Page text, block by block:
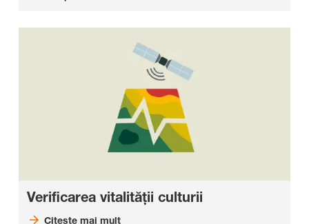
Verificarea vitalităţii culturii
Citeşte mai mult